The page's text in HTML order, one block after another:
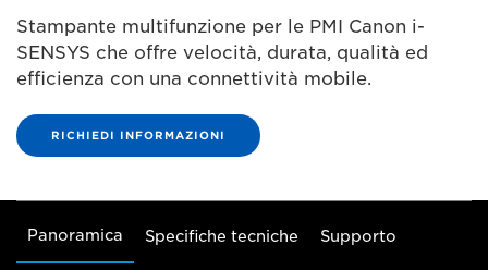
Stampante multifunzione per le PMI Canon i-
SENSYS che offre velocità, durata, qualità ed
efficienza con una connettività mobile.
RICHIEDI INFORMAZIONI
Panoramica Specifiche tecniche Supporto